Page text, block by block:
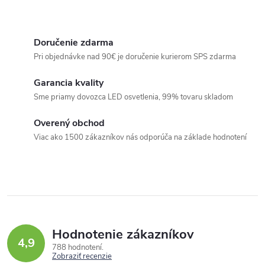
Doručenie zdarma
Pri objednávke nad 90€ je doručenie kurierom SPS zdarma
Garancia kvality
Sme priamy dovozca LED osvetlenia, 99% tovaru skladom
Overený obchod
Viac ako 1500 zákazníkov nás odporúča na základe hodnotení
4,9 Hodnotenie zákazníkov
788 hodnotení
Zobraziť recenzie